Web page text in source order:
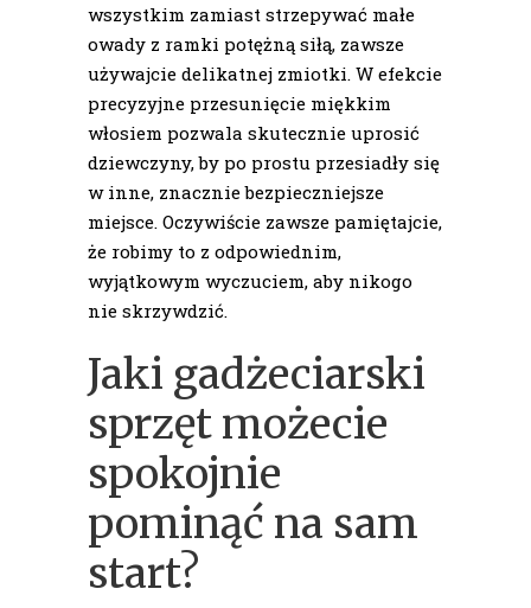
wszystkim zamiast strzepywać małe
owady z ramki potężną siłą, zawsze
używajcie delikatnej zmiotki. W efekcie
precyzyjne przesunięcie miękkim
włosiem pozwala skutecznie uprosić
dziewczyny, by po prostu przesiadły się
w inne, znacznie bezpieczniejsze
miejsce. Oczywiście zawsze pamiętajcie,
że robimy to z odpowiednim,
wyjątkowym wyczuciem, aby nikogo
nie skrzywdzić.
Jaki gadżeciarski
sprzęt możecie
spokojnie
pominąć na sam
start?